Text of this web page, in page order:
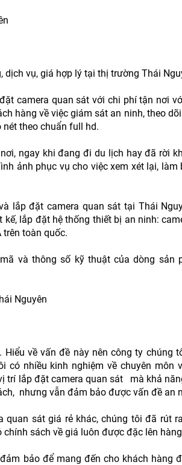
dịch vụ, giá hợp lý tại thị trường Thái
camera quan sát với chi phí tận nơi
hàng về việc giám sát an ninh, theo
theo chuẩn full hd.
ngay khi đang đi du lịch hay đã rời
ảnh phục vụ cho việc xem xét lại, làm
lắp đặt camera quan sát tại Thái
lắp đặt hệ thống thiết bị an ninh:
trên toàn quốc.
và thông số kỹ thuật của dòng sản
Nguyên
về vấn đề này nên công ty chúng
có nhiều kinh nghiệm về chuyên môn
trí lắp đặt camera quan sát mà khả
nhưng vẫn đảm bảo được vấn đề an
sát giá rẻ khác, chúng tôi đã rút
sách về giá luôn được đặc lên
bảo để mang đến cho khách hàng